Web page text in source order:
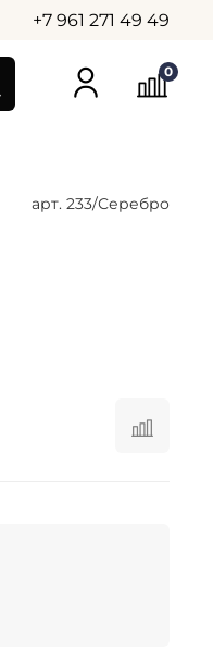
+7 961 271 49 49
0
арт. 233/Серебрo